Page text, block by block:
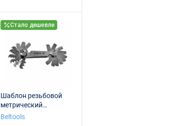
Стало дешевле
Шаблон резьбовой
метрический
(резьбомер) (0,4-6) 60
Beltools